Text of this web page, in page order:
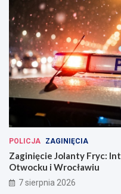
POLICJA ZAGINIĘCIA
Zaginięcie Jolanty Fryc:
Otwocku i Wrocławiu
7 sierpnia 2026